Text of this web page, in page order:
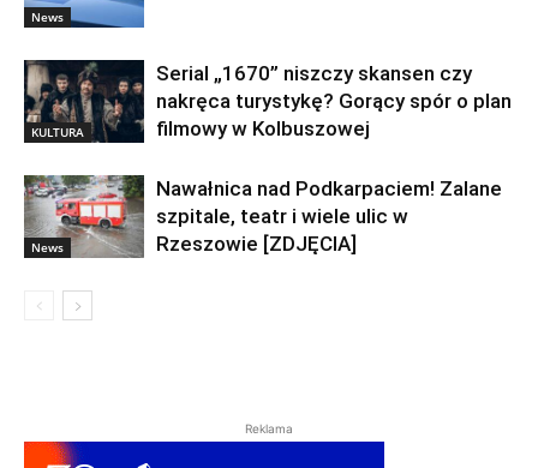
News
KULTURA
Serial „1670” niszczy skansen czy
nakręca turystykę? Gorący spór o plan
filmowy w Kolbuszowej
News
Nawałnica nad Podkarpaciem! Zalane
szpitale, teatr i wiele ulic w
Rzeszowie [ZDJĘCIA]
Reklama